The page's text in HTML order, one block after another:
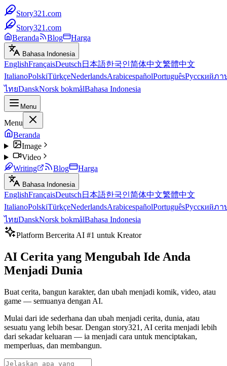
Story321.com
Story321.com
Beranda
Blog Harga
Bahasa Indonesia
EnglishFrançaisDeutsch 日本語한국인简体中文繁體中文
ItalianoPolskiTürkçeNederlandsArabicespañolPortuguêsРусскийภา
ไทยDanskNorsk bokmålBahasa Indonesia
Menu
Menu
Beranda
Image
Video
Writing
Blog Harga
Bahasa Indonesia
EnglishFrançaisDeutsch 日本語한국인简体中文繁體中文
ItalianoPolskiTürkçeNederlandsArabicespañolPortuguêsРусскийภา
ไทยDanskNorsk bokmålBahasa Indonesia
Platform Bercerita AI #1 untuk Kreator
AI Cerita yang Mengubah Ide Anda
Menjadi Dunia
Buat cerita, bangun karakter, dan ubah menjadi komik, video, atau
game — semuanya dengan AI.
Mulai dari ide sederhana dan ubah menjadi cerita, dunia, atau
sesuatu yang lebih besar. Dengan story321, AI cerita menjadi lebih
dari sekadar keluaran — ia menjadi cara untuk menciptakan,
memperluas, dan membangun.